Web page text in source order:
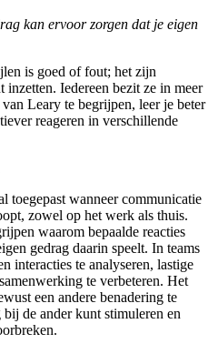
kan ervoor zorgen dat je eigen
is goed of fout; het zijn
inzetten. Iedereen bezit ze in meer
Leary te begrijpen, leer je beter
reageren in verschillende
toegepast wanneer communicatie
zowel op het werk als thuis.
waarom bepaalde reacties
gedrag daarin speelt. In teams
interacties te analyseren, lastige
te verbeteren. Het
een andere benadering te
de ander kunt stimuleren en